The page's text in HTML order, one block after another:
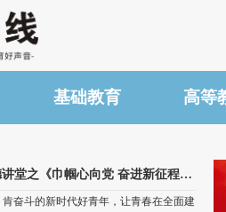
基础教育 高等
郑州电力高等专科学校举办明德讲堂之《巾帼心向党 奋进新征程》劳模精神专题讲座
奋斗的新时代好青年，让青春在全面建